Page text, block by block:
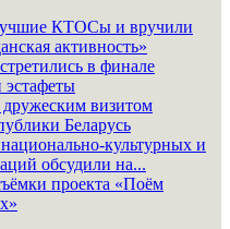
КТОСы и вручили
активность»
в финале
эстафеты
визитом
Беларусь
культурных и
обсудили на...
проекта «Поём